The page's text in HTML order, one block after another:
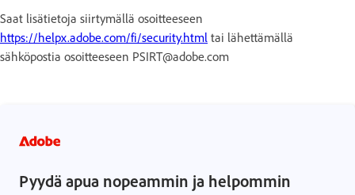
Saat lisätietoja siirtymällä osoitteeseen
https://helpx.adobe.com/fi/security.html tai lähettämällä
sähköpostia osoitteeseen PSIRT@adobe.com
Pyydä apua nopeammin ja helpommin